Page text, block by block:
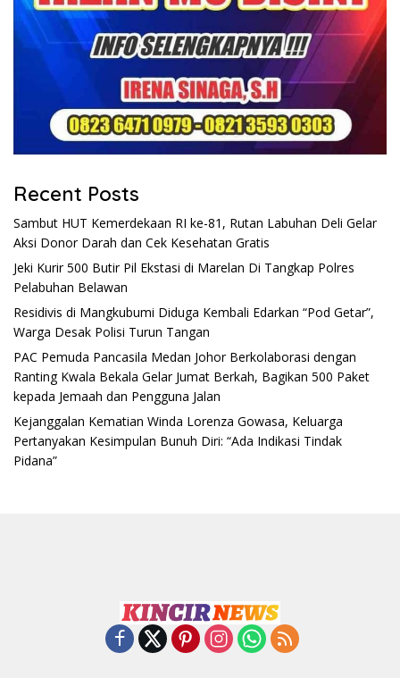
Recent Posts
Sambut HUT Kemerdekaan RI ke-81, Rutan Labuhan Deli Gelar
Aksi Donor Darah dan Cek Kesehatan Gratis
Jeki Kurir 500 Butir Pil Ekstasi di Marelan Di Tangkap Polres
Pelabuhan Belawan
Residivis di Mangkubumi Diduga Kembali Edarkan “Pod Getar”,
Warga Desak Polisi Turun Tangan
PAC Pemuda Pancasila Medan Johor Berkolaborasi dengan
Ranting Kwala Bekala Gelar Jumat Berkah, Bagikan 500 Paket
kepada Jemaah dan Pengguna Jalan
Kejanggalan Kematian Winda Lorenza Gowasa, Keluarga
Pertanyakan Kesimpulan Bunuh Diri: “Ada Indikasi Tindak
Pidana”